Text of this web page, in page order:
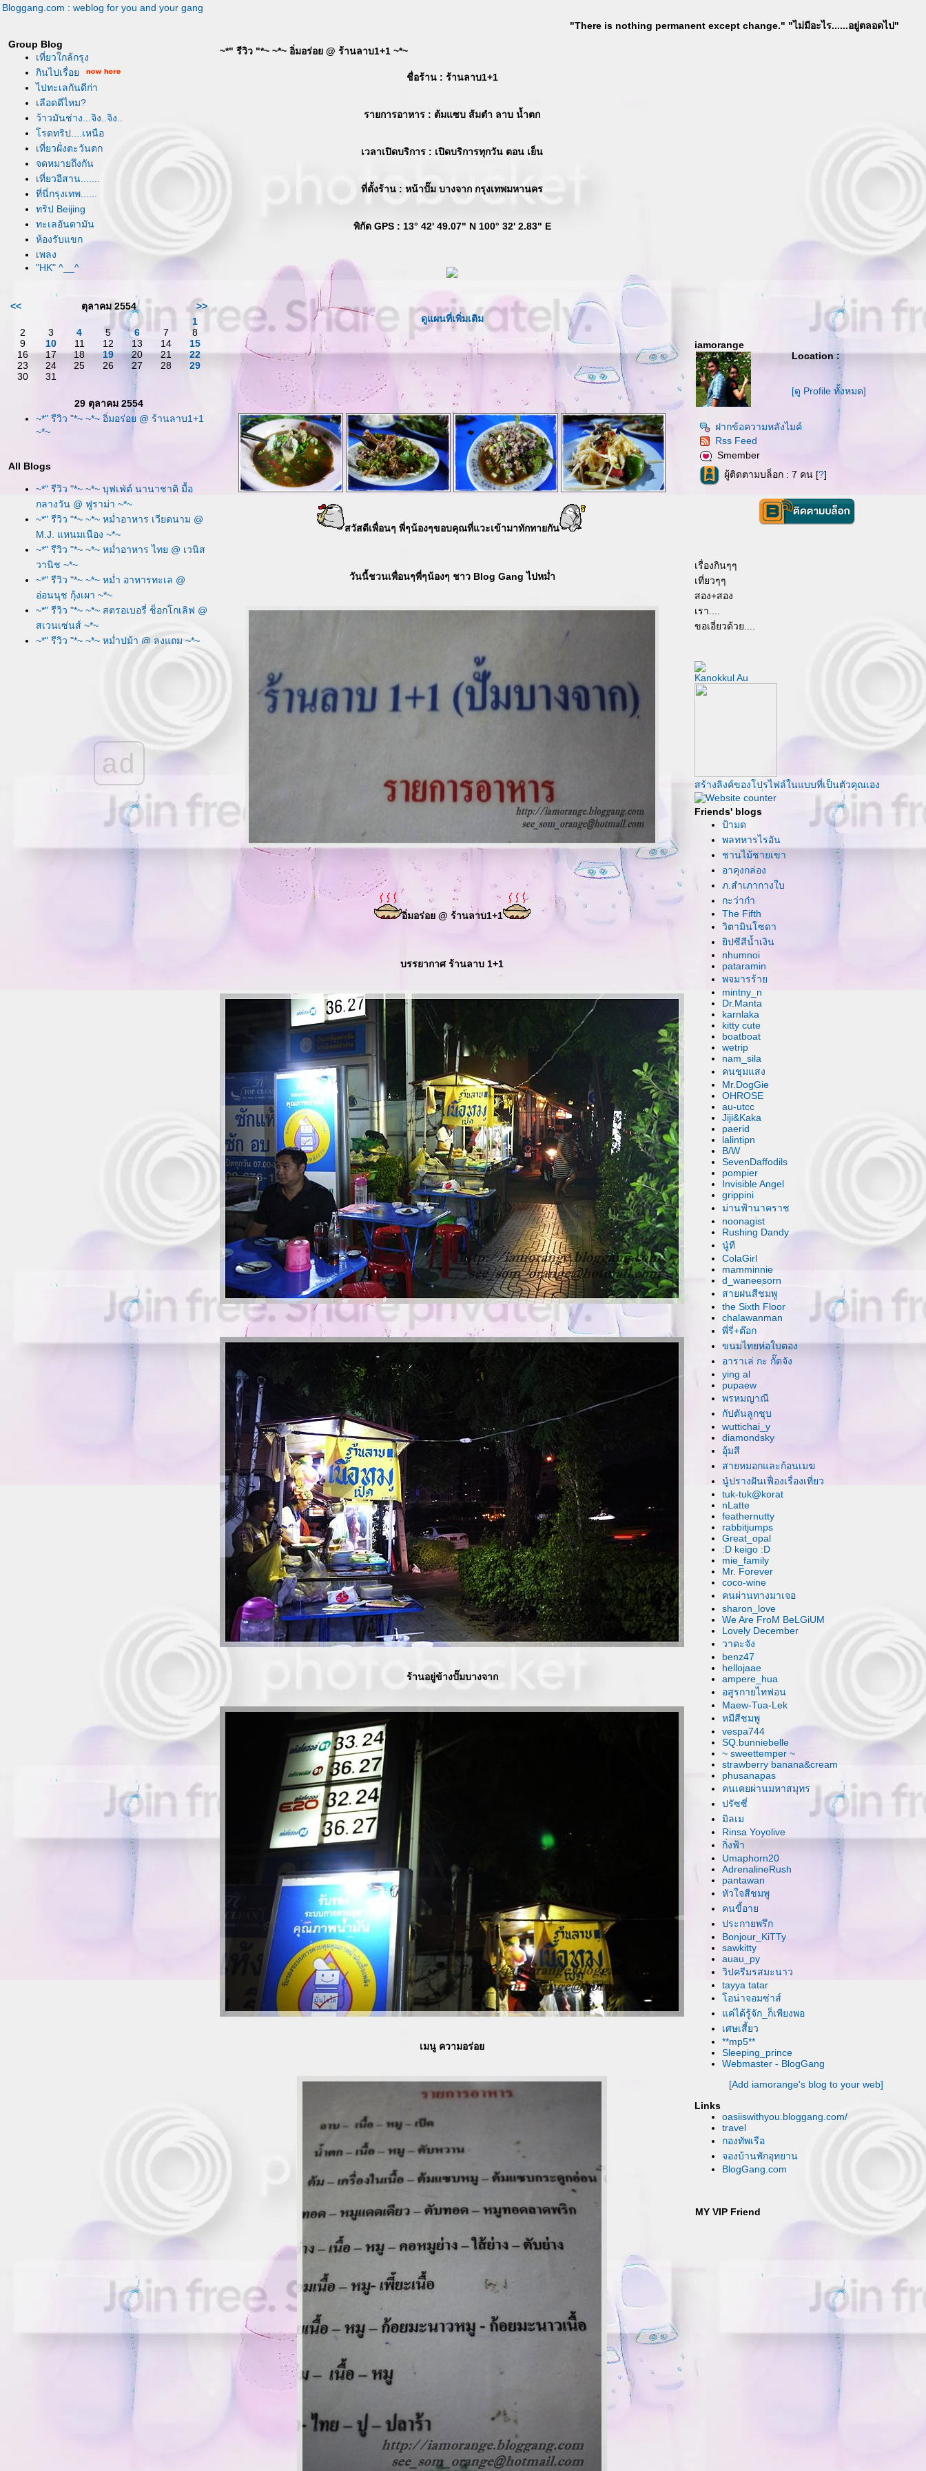
Bloggang.com : weblog for you and your gang
"There is nothing permanent except change." "ไม่มีอะไร......อยู่ตลอดไป"
Group Blog
เที่ยวใกล้กรุง
กินไปเรื่อ
ไปทะเลกันดีก่า
เลือดดีไหม?
ว้าวมันช่าง...จิง..จิง..
รดทริป....เหนือ
เที่ยวฝั่งตะวันตก
จดหมายถึงกัน
เที่ยวอีสาน.......
ที่นี่กรุงเทพ......
ทริป Beijing
ทะเลอันดามัน
ห้องรับแขก
เพลง
"HK" ^__^
<< ตุลาคม 2554
>>
1
2
3 4 5 6 7
8
9
10 11 12 13 14
15
16
17 18 19 20 21
22
23
24 25 26 27 28
29
30
31
29 ตุลาคม 2554
~*" รีวิว "*~ ~*~ อิ่มอร่อย @ ร้านลาบ1+1
~*~
All Blogs
~*" รีวิว "*~ ~*~ บุฟเฟ่ต์ นานาชาติ มื้อ
กลางวัน @ ฟูราม่า ~*~
~*" รีวิว "*~ ~*~ หม่ำอาหาร เวียดนาม @
M.J. แหนมเนือง ~*~
~*" รีวิว "*~ ~*~ หม่ำอาหาร ไทย @ เวนิส
วานิช ~*~
~*" รีวิว "*~ ~*~ หม่ำ อาหารทะเล @
อ่อนนุช กุ้งเผา ~*~
~*" รีวิว "*~ ~*~ สตรอเบอรี่ ช็อกโกเลิฟ @
สเวนเซ่นส์ ~*~
~*" รีวิว "*~ ~*~ หม่ำปูม้า @ ลุงแถม ~*~
~*" รีวิว "*~ ~*~ หม่ำอาหารเวียดนาม @
~*" รีวิว "*~ ~*~ ไอกรีมหม้อไฟ @ ทังฟัน
~*" รีวิว "*~ ~*~ สุขสันต์ วันไม่สิ้นโลก @
~*" รีวิว "*~ ~*~ ส้มตำปูม้า @ ส้มตำเซ็นต์
~*" รีวิว "*~ ~*~ หม่ำ สุกี้ @ เอ็มเค ~*~
~*" รีวิว "*~ ~*~ หม่ำอาหารทะเล @ ลุง
~*" รีวิว "*~ ~*~ หม่ำอาหารเวียดนาม @
~*" รีวิว "*~ ~*~ อิ่มอร่อย อาหารญี่ปุ่น @
~*" รีวิว "*~ ~*~ ร้านยำแม่ริ้ว @ บางแสน
~*" รีวิว "*~ ~*~ อิ่มอร่อย @ ช็อคโกแลตวิ
~*" รีวิว "*~ ~*~ พิซซ่าหน้าแซลมอน @
Flavors ~*~
~*" รีวิว "*~ ~*~ อิ่มอร่อย อาหารทะเล @
~*" รีวิว "*~ ~*~ อิ่มอร่อย @ บ้านน้ำเคียง
*" รีวิว "*~อิ่มอร่อย @ วิโรจน์โภชนา ~*~
*" รีวิว "*~อิ่มอร่อย อาหารทะเล @ ปรีชา
~*" รีวิว "*~ ~*~ HAPPY BIRTH DAY @
~*" รีวิว "*~ ~*~ อาหารจีนชุด @ มิสเตอร์
~*" รีวิว "*~ ~*~ เย็นตาโฟ เกี๊ยวกุ้ง @ คุณ
~*" รีวิว "*~ ~*~ สลัด สเต็ก @ ซิซซ์เล่อร์
วินเนอร์เฮ้าส์ ~*~
~*" รีวิว "*~ ~*~ อิ่มอร่อย สเต็ก @ ซานตา
~*" รีวิว "*~ ~*~ บุฟเฟ่ นานาชาติ @ สกา
~*" รีวิว "*~ ~*~ อิ่มอร่อย @ มิสเตอร์เหม็ง
~*" รีวิว "*~ ~*~ อิ่มอร่อย @ ครูต้อ ~*~
~*" รีวิว "*~ ~*~ อิ่มอร่อย เป็ดทอด @
~*" รีวิว "*~ ~*~ อิ่มอร่อย @ ร้านลาบ1+1
~*" รีวิว "*~ ~*~ อิ่มอร่อย ข้าวมันไก่ ~*~
~*" รีวิว "*~ ~*~ อิ่ม อร่อย เนื้อตุ๋น @
~*" รีวิว "*~ ~*~ อิ่ม อร่อย อาหารเจ @
ตลาดสวนหลวง สามย่าน ~*~
~*" รีวิว "*~ ~*~ อิ่ม อร่อย สเต็ก @ ลัดดา
ad
~*" รีวิว "*~ ~*~ อิ่มอร่อย @ ร้านลาบ1+1 ~*~
ชื่อร้าน: ร้านลาบ1+1
รายการอาหาร : ต้มแซบ ส้มตำ ลาบ น้ำตก
เวลาเปิดบริการ : เปิดบริการทุกวัน ตอน เย็น
ที่ตั้งร้าน : หน้าปั๊ม บางจาก กรุงเทพมหานคร
พิกัด GPS: 13° 42' 49.07" N 100° 32' 2.83" E
ดูแผนที่เพิ่มเติม
สวัสดีเพื่อนๆ พี่ๆน้องๆขอบคุณที่แวะเข้ามาทักทายกัน
วันนี้ชวนเพื่อนๆพี่ๆน้องๆ ชาว Blog Gang ไปหม่ำ
อิ่มอร่อย @ ร้านลาบ1+1
บรรยากาศ ร้านลาบ 1+1
ร้านอยู่ข้างปั๊มบางจาก
เมนู ความอร่อ
iamorange
Location :
[ดู Profile ทั้งหมด]
ฝากข้อความหลังไมค์
Rss Feed
Smember
ผู้ติดตามบล็อก : 7 คน [?]
เรื่องกินๆๆ
เที่ยวๆๆ
สอง+สอง
เรา....
ขอเอี่ยวด้วย....
Kanokkul Au
สร้างลิงค์ของโปรไฟล์ในแบบที่เป็นตัวคุณเอง
Friends' blogs
ป้ามด
พลทหารไรอัน
ชานไม้ชายเขา
อาคุงกล่อง
ภ.สำเภากางใบ
กะว่าก๋า
The Fifth
วิตามินโซดา
ิปซีสีน้ำเงิน
nhumnoi
pataramin
พจมารร้า
mintny_n
Dr.Manta
karnlaka
kitty cute
boatboat
wetrip
nam_sila
คนชุมแสง
Mr.DogGie
OHROSE
au-utcc
Jiji&Kaka
paerid
lalintipn
B/W
SevenDaffodils
pompier
Invisible Angel
grippini
ม่านฟ้านาคราช
noonagist
Rushing Dandy
นู๋ที
ColaGirl
mamminnie
d_waneesorn
สายฝนสีชมพู
the Sixth Floor
chalawanman
พี่รี่+ต๊อก
ขนมไทยห่อใบตอง
อาราเล่ กะ กั๊ตจัง
ying al
pupaew
พรหมญาณี
กัปตันลูกชุบ
wuttichai_y
diamondsky
อุ้มสี
สายหมอกและก้อนเมฆ
นู๋ปรางฝันเฟื่องเรื่องเที่ยว
tuk-tuk@korat
nLatte
feathernutty
rabbitjumps
Great_opal
:D keigo :D
mie_family
Mr. Forever
coco-wine
คนผ่านทางมาเจอ
sharon_love
We Are FroM BeLGiUM
Lovely December
วาดะจัง
benz47
hellojaae
ampere_hua
อสูรกายไทฟอน
Maew-Tua-Lek
หมีสีชมพู
vespa744
SQ.bunniebelle
~ sweettemper ~
strawberry banana&cream
phusanapas
คนเคยผ่านมหาสมุทร
ปรัซซี่
มิลเม
Rinsa Yoyolive
กิ่งฟ้า
Umaphorn20
AdrenalineRush
pantawan
หัวใจสีชมพู
คนขี้อา
ประกายพรึก
Bonjour_KiTTy
sawkitty
auau_py
วิปครีมรสมะนาว
tayya tatar
อน่าจอมซ่าส์
ค่ได้รู้จัก_ก็เพียงพอ
เศษเสี้ยว
**mp5**
Sleeping_prince
Webmaster - BlogGang
[Add iamorange's blog to your web]
Links
oasiiswithyou.bloggang.com/
travel
กองทัพเรือ
จองบ้านพักอุทยาน
BlogGang.com
MY VIP Friend